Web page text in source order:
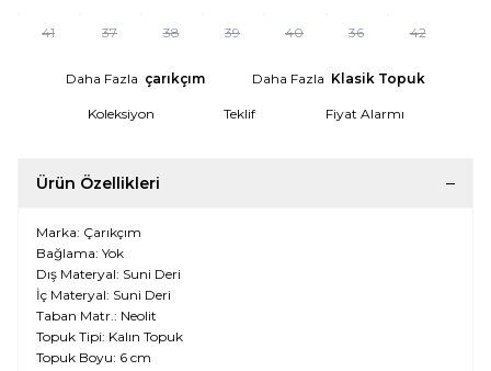
41 37 38 39 40 36 42
Daha Fazla çarıkçım Daha Fazla Klasik Topuk
Koleksiyon Teklif Fiyat Alarmı
Ürün Özellikleri
Marka: Çarıkçım
Bağlama: Yok
Dış Materyal: Suni Deri
İç Materyal: Suni Deri
Taban Matr.: Neolit
Topuk Tipi: Kalın Topuk
Topuk Boyu: 6 cm